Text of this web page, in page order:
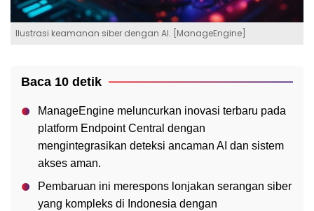
Ilustrasi keamanan siber dengan AI. [ManageEngine]
Baca 10 detik
ManageEngine meluncurkan inovasi terbaru pada
platform Endpoint Central dengan
mengintegrasikan deteksi ancaman AI dan sistem
akses aman.
Pembaruan ini merespons lonjakan serangan siber
yang kompleks di Indonesia dengan